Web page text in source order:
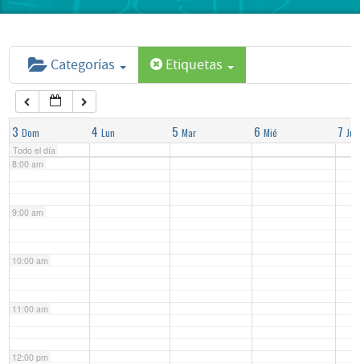
Categorías Etiquetas
3 Dom 4 Lun 5 Mar 6 Mié 7 Jue
Todo el día
6:00 am
7:00 am
8:00 am
9:00 am
10:00 am
11:00 am
12:00 pm